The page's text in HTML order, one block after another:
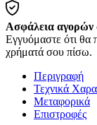
Ασφάλεια
Εγγυόμαστε ότι θα
χρήματά σου πίσω.
Περιγραφή
Τεχνικά
Μεταφορικά
Επιστροφές